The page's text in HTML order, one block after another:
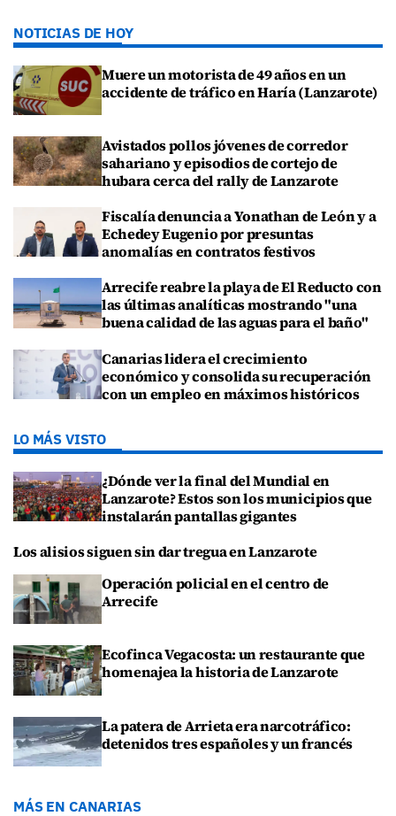
NOTICIAS DE HOY
Muere un motorista de 49 años en un
accidente de tráfico en Haría (Lanzarote)
Avistados pollos jóvenes de corredor
sahariano y episodios de cortejo de
hubara cerca del rally de Lanzarote
Fiscalía denuncia a Yonathan de León y a
Echedey Eugenio por presuntas
anomalías en contratos festivos
Arrecife reabre la playa de El Reducto con
las últimas analíticas mostrando "una
buena calidad de las aguas para el baño"
Canarias lidera el crecimiento
económico y consolida su recuperación
con un empleo en máximos históricos
LO MÁS VISTO
¿Dónde ver la final del Mundial en
Lanzarote? Estos son los municipios que
instalarán pantallas gigantes
Los alisios siguen sin dar tregua en Lanzarote
Operación policial en el centro de
Arrecife
Ecofinca Vegacosta: un restaurante que
homenajea la historia de Lanzarote
La patera de Arrieta era narcotráfico:
detenidos tres españoles y un francés
MÁS EN CANARIAS